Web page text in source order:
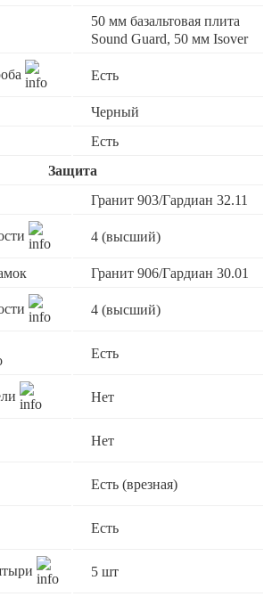
50 мм базальтовая плита
Sound Guard, 50 мм Isover
Есть
Черный
Есть
Защита
Гранит 903/Гардиан 32.11
4 (высший)
Гранит 906/Гардиан 30.01
4 (высший)
Есть
Нет
Нет
Есть (врезная)
Есть
5 шт